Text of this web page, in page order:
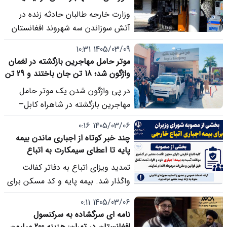
بسیاری از مهاجران افغانستانی
احساس می کنند فاصله میان این شعار
ها و واقعیت زندگی روزمره آنان هر روز
بیشتر می شود.
وزارت خارجه طالبان حادثه زنده در
آتش سوزاندن سه شهروند افغانستان
در ایتالیا را «تکان دهنده» خواند و
تأکید کرد که دولت رم باید حقوق
قربانیان و خانواده های آنان را تضمین
کند.
1405/03/09 10:31
موتر حامل مهاجرین بازگشته در لغمان
واژگون شد؛ 18 تن جان باختند و 29 تن
دیگر زخمی شدند
در پی واژگون شدن یک موتر حامل
مهاجرین بازگشته در شاهراه کابل–
جلال آباد در مربوطات ولایت لغمان، 18
تن جان باخته و 29 تن دیگر زخمی
شده اند.
1405/03/06 0:16
چند خبر کوتاه از اجباری ماندن بیمه
پایه تا اعطای سیمکارت به اتباع
تمدید ویزای اتباع به دفاتر کفالت
واگذار شد. بیمه پایه و کد مسکن برای
دریافت کارت در تیرماه اجباری است.
سیمکارت رایتل به بالای 18 سال داده
می شود. طرح گواهینامه با هزینه
1405/03/06 0:11
نامه ای سرگشاده به سرکنسول